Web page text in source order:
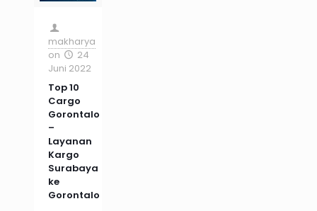
makharya
on
24
Juni 2022
Top 10
Cargo
Gorontalo
–
Layanan
Kargo
Surabaya
ke
Gorontalo